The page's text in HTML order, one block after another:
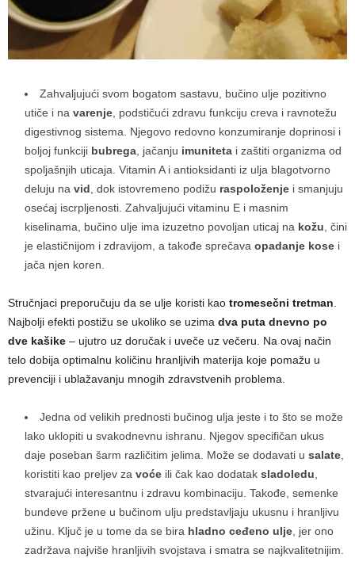
Zahvaljujući svom bogatom sastavu, bučino ulje pozitivno
utiče i na varenje, podstičući zdravu funkciju creva i ravnotežu
digestivnog sistema. Njegovo redovno konzumiranje doprinosi i
boljoj funkciji bubrega, jačanju imuniteta i zaštiti organizma od
spoljašnjih uticaja. Vitamin A i antioksidanti iz ulja blagotvorno
deluju na vid, dok istovremeno podižu raspoloženje i smanjuju
osećaj iscrpljenosti. Zahvaljujući vitaminu E i masnim
kiselinama, bučino ulje ima izuzetno povoljan uticaj na kožu, čini
je elastičnijom i zdravijom, a takođe sprečava opadanje kose i
jača njen koren.
Stručnjaci preporučuju da se ulje koristi kao tromesečni tretman.
Najbolji efekti postižu se ukoliko se uzima dva puta dnevno po
dve kašike – ujutro uz doručak i uveče uz večeru. Na ovaj način
telo dobija optimalnu količinu hranljivih materija koje pomažu u
prevenciji i ublažavanju mnogih zdravstvenih problema.
Jedna od velikih prednosti bučinog ulja jeste i to što se može
lako uklopiti u svakodnevnu ishranu. Njegov specifičan ukus
daje poseban šarm različitim jelima. Može se dodavati u salate,
koristiti kao preljev za voće ili čak kao dodatak sladoledu,
stvarajući interesantnu i zdravu kombinaciju. Takođe, semenke
bundeve pržene u bučinom ulju predstavljaju ukusnu i hranljivu
užinu. Ključ je u tome da se bira hladno ceđeno ulje, jer ono
zadržava najviše hranljivih svojstava i smatra se najkvalitetnijim.